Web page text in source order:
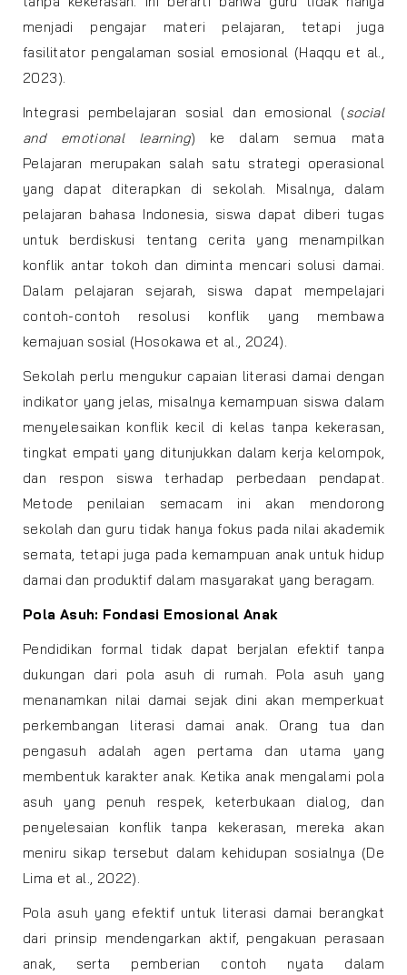
menjadi pengajar materi pelajaran, tetapi juga
fasilitator pengalaman sosial emosional (Haqqu et al.,
2023).
Integrasi pembelajaran sosial dan emosional (social
and emotional learning) ke dalam semua mata
Pelajaran merupakan salah satu strategi operasional
yang dapat diterapkan di sekolah. Misalnya, dalam
pelajaran bahasa Indonesia, siswa dapat diberi tugas
untuk berdiskusi tentang cerita yang menampilkan
konflik antar tokoh dan diminta mencari solusi damai.
Dalam pelajaran sejarah, siswa dapat mempelajari
contoh-contoh resolusi konflik yang membawa
kemajuan sosial (Hosokawa et al., 2024).
Sekolah perlu mengukur capaian literasi damai dengan
indikator yang jelas, misalnya kemampuan siswa dalam
menyelesaikan konflik kecil di kelas tanpa kekerasan,
tingkat empati yang ditunjukkan dalam kerja kelompok,
dan respon siswa terhadap perbedaan pendapat.
Metode penilaian semacam ini akan mendorong
sekolah dan guru tidak hanya fokus pada nilai akademik
semata, tetapi juga pada kemampuan anak untuk hidup
damai dan produktif dalam masyarakat yang beragam.
Pola Asuh: Fondasi Emosional Anak
Pendidikan formal tidak dapat berjalan efektif tanpa
dukungan dari pola asuh di rumah. Pola asuh yang
menanamkan nilai damai sejak dini akan memperkuat
perkembangan literasi damai anak. Orang tua dan
pengasuh adalah agen pertama dan utama yang
membentuk karakter anak. Ketika anak mengalami pola
asuh yang penuh respek, keterbukaan dialog, dan
penyelesaian konflik tanpa kekerasan, mereka akan
meniru sikap tersebut dalam kehidupan sosialnya (De
Lima et al., 2022).
Pola asuh yang efektif untuk literasi damai berangkat
dari prinsip mendengarkan aktif, pengakuan perasaan
anak, serta pemberian contoh nyata dalam